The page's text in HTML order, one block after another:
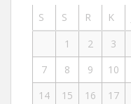
S
S R K
1
2 3
7
8 9 10
14
15 16 17